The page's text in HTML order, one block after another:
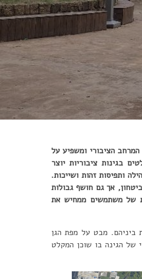
הציבורי ומשפיע על
בגינות ציבוריות יוצר
ותפיסות זהות ושייכות.
אך גם חושף גבולות
של משתמשים ממחיש את
ביניהם. מבט על מפת הגן
של הגינה בו שוכן המקלט